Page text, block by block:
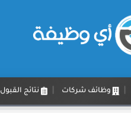
وظائف شركات نتائج القبول